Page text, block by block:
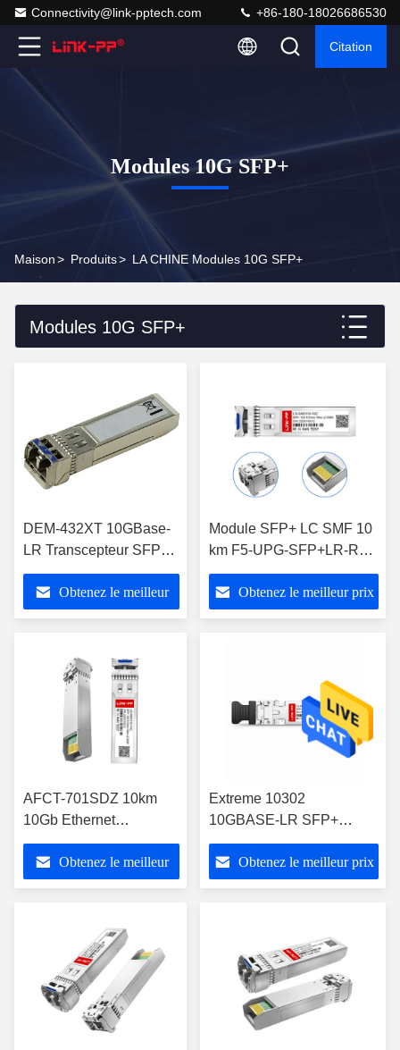
Connectivity@link-pptech.com +86-180-18026686530
Citation
Modules 10G SFP+
Maison> Produits> LA CHINE Modules 10G SFP+
Modules 10G SFP+
DEM-432XT 10GBase-
LR Transcepteur SFP+
10Gbps Mode unique
10km Obtenez le meilleur
Module SFP+ LC SMF 10
km F5-UPG-SFP+LR-R
pour systèmes F5 BIG-IP
Obtenez le meilleur prix
AFCT-701SDZ 10km
10Gb Ethernet
Transcepteur SFP+
1310nm DFB Laser
Obtenez le meilleur
Extreme 10302
10GBASE-LR SFP+
Module émetteur-
récepteur à longue portée
de 10 km
Obtenez le meilleur prix